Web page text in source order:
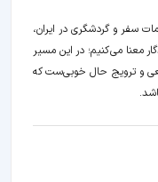
سفر و گردشگری در ایران،
معنا می‌کنیم؛ در این مسیر‍
و ترویج حال خوبی‌ست که